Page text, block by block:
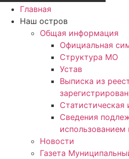
Главная
Наш остров
Общая информация
Официальная
Структура МО
Устав
Выписка из
Сведения
использованием
Новости
Газета